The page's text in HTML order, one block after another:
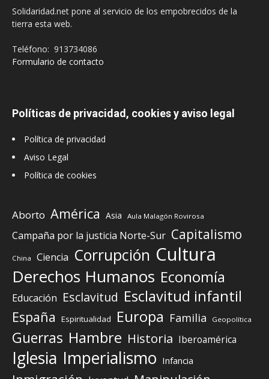
Solidaridad.net pone al servicio de los empobrecidos de la
tierra esta web.
Teléfono: 913734086
Formulario de contacto
Políticas de privacidad, cookies y aviso legal
Política de privacidad
Aviso Legal
Política de cookies
Aborto América Asia Aula Malagón Rovirosa
Campaña por la justicia Norte-Sur Capitalismo
China Ciencia Corrupción Cultura
Derechos Humanos Economía
Educación Esclavitud Esclavitud infantil
España Espiritualidad Europa Familia Geopolítica
Guerras Hambre Historia Iberoamérica
Iglesia Imperialismo Infancia